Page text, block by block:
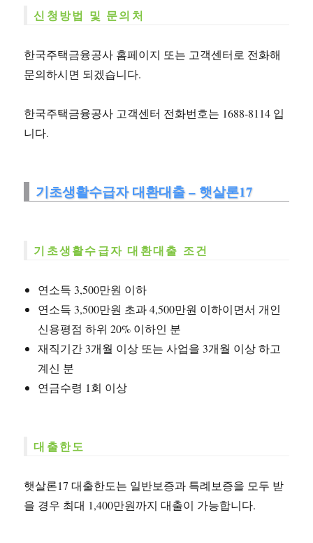
신청방법 및 문의처
한국주택금융공사 홈페이지 또는 고객센터로 전화해
문의하시면 되겠습니다.
한국주택금융공사 고객센터 전화번호는 1688-8114 입
니다.
기초생활수급자 대환대출 – 햇살론17
기초생활수급자 대환대출 조건
연소득 3,500만원 이하
연소득 3,500만원 초과 4,500만원 이하이면서 개인
신용평점 하위 20% 이하인 분
재직기간 3개월 이상 또는 사업을 3개월 이상 하고
계신 분
연금수령 1회 이상
대출한도
햇살론17 대출한도는 일반보증과 특례보증을 모두 받
을 경우 최대 1,400만원까지 대출이 가능합니다.